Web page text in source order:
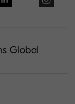
Global